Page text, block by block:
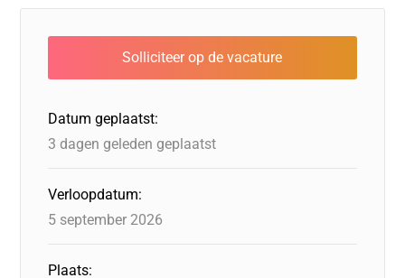
e
b
o
o
k
e
dI
n
o
d
o
n
a
d
s
s
A
p
l
Datum geplaatst:
3 dagen geleden geplaatst
Verloopdatum:
5 september 2026
Plaats: